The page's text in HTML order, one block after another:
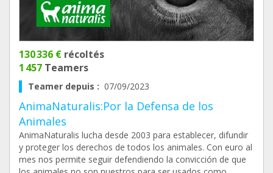
130 336 € récoltés
1 457 Teamers
Teamer depuis : 07/09/2023
AnimaNaturalis:Por la Defensa de los
Animales
AnimaNaturalis lucha desde 2003 para establecer, difundir
y proteger los derechos de todos los animales. Con euro al
mes nos permite seguir defendiendo la convicción de que